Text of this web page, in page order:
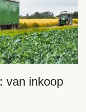
van inkoop